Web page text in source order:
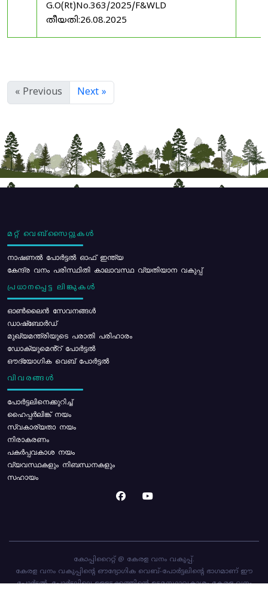
G.O(Rt)No.363/2025/F&WLD
തീയതി:26.08.2025
« Previous Next »
മറ്റ് വെബ്സൈറ്റുകൾ
നാഷണൽ പോർട്ടൽ ഓഫ് ഇന്ത്യ
കേന്ദ്ര വനം പരിസ്ഥിതി കാലാവസ്ഥ വ്യതിയാന വകുപ്പ്
പ്രധാനപ്പെട്ട ലിങ്കുകൾ
ഓൺലൈൻ സേവനങ്ങൾ
ഡാഷ്ബോർഡ്
മുഖ്യമന്ത്രിയുടെ പരാതി പരിഹാരം
ഡോക്യുമെൻ്റ് പോർട്ടൽ
ഔദ്യോഗിക വെബ് പോർട്ടൽ
വിവരങ്ങൾ
പോര്‍ട്ടലിനെക്കുറിച്ച്
ഹൈപ്പർലിങ്ക് നയം
സ്വകാര്യതാ നയം
നിരാകരണം
പകർപ്പവകാശ നയം
വ്യവസ്ഥകളും നിബന്ധനകളും
സഹായം
കോപ്പിറൈറ്റ് @ കേരള വനം വകുപ്പ്.
കേരള വനം വകുപ്പിന്റെ ഔദ്യോഗിക വെബ്-പോർട്ടലിന്റെ ഭാഗമാണ് ഈ
പോർട്ടൽ. പോർട്ടലിലെ ഉള്ളടക്കത്തിന്റെ ഉടമസ്ഥാവകാശം കേരള വനം